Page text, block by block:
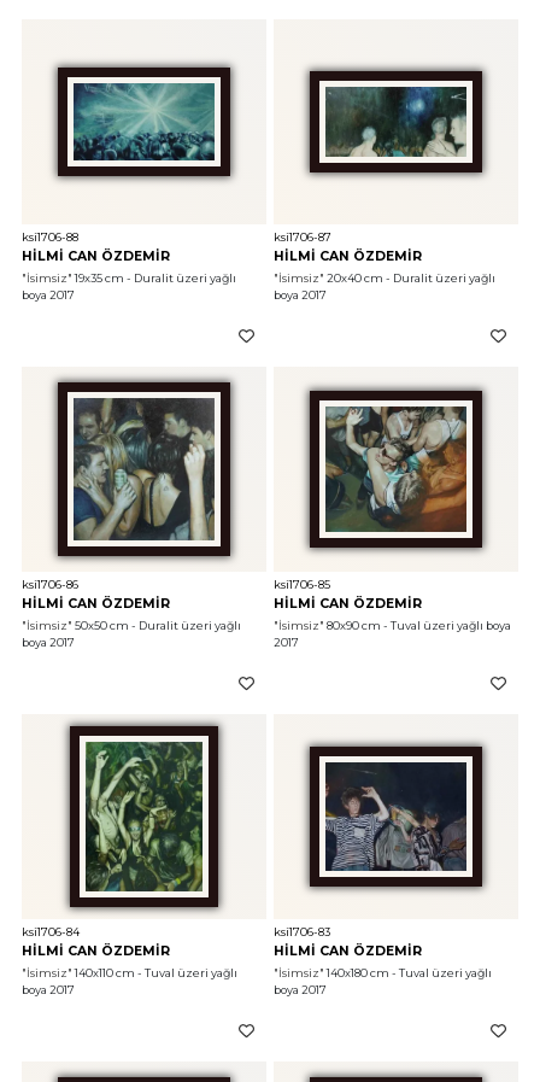
ksi1706-88
HİLMİ CAN ÖZDEMİR
"İsimsiz" 19x35 cm - Duralit üzeri yağlı
boya 2017
ksi1706-87
HİLMİ CAN ÖZDEMİR
"İsimsiz" 20x40 cm - Duralit üzeri yağlı
boya 2017
ksi1706-86
HİLMİ CAN ÖZDEMİR
"İsimsiz" 50x50 cm - Duralit üzeri yağlı
boya 2017
ksi1706-85
HİLMİ CAN ÖZDEMİR
"İsimsiz" 80x90 cm - Tuval üzeri yağlı boya
2017
ksi1706-84
HİLMİ CAN ÖZDEMİR
"İsimsiz" 140x110 cm - Tuval üzeri yağlı
boya 2017
ksi1706-83
HİLMİ CAN ÖZDEMİR
"İsimsiz" 140x180 cm - Tuval üzeri yağlı
boya 2017